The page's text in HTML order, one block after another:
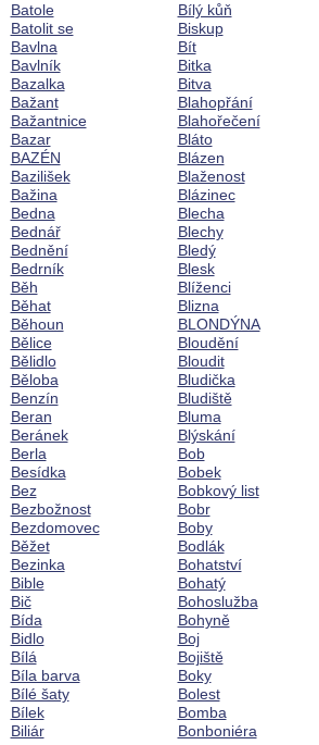
Batole
Batolit se
Bavlna
Bavlník
Bazalka
Bažant
Bažantnice
Bazar
BAZÉN
Bazilišek
Bažina
Bedna
Bednář
Bednění
Bedrník
Běh
Běhat
Běhoun
Bělice
Bělidlo
Běloba
Benzín
Beran
Beránek
Berla
Besídka
Bez
Bezbožnost
Bezdomovec
Běžet
Bezinka
Bible
Bič
Bída
Bidlo
Bílá
Bíla barva
Bílé šaty
Bílek
Biliár
Bílý kůň
Biskup
Bít
Bitka
Bitva
Blahopřání
Blahořečení
Bláto
Blázen
Blaženost
Blázinec
Blecha
Blechy
Bledý
Blesk
Blíženci
Blizna
BLONDÝNA
Bloudění
Bloudit
Bludička
Bludiště
Bluma
Blýskání
Bob
Bobek
Bobkový list
Bobr
Boby
Bodlák
Bohatství
Bohatý
Bohoslužba
Bohyně
Boj
Bojiště
Boky
Bolest
Bomba
Bonboniéra